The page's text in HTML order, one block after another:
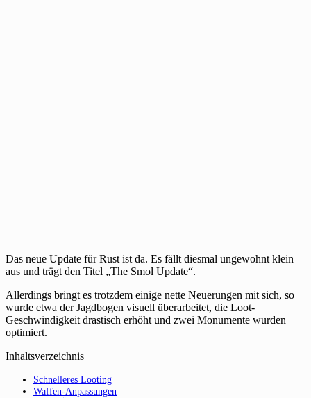
Das neue Update für Rust ist da. Es fällt diesmal ungewohnt klein
aus und trägt den Titel „The Smol Update“.
Allerdings bringt es trotzdem einige nette Neuerungen mit sich, so
wurde etwa der Jagdbogen visuell überarbeitet, die Loot-
Geschwindigkeit drastisch erhöht und zwei Monumente wurden
optimiert.
Inhaltsverzeichnis
Schnelleres Looting
Waffen-Anpassungen